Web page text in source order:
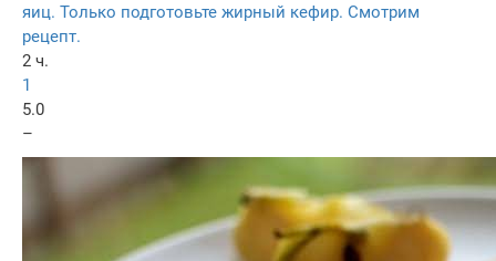
яиц. Только подготовьте жирный кефир. Смотрим
рецепт.
2 ч.
1
5.0
–